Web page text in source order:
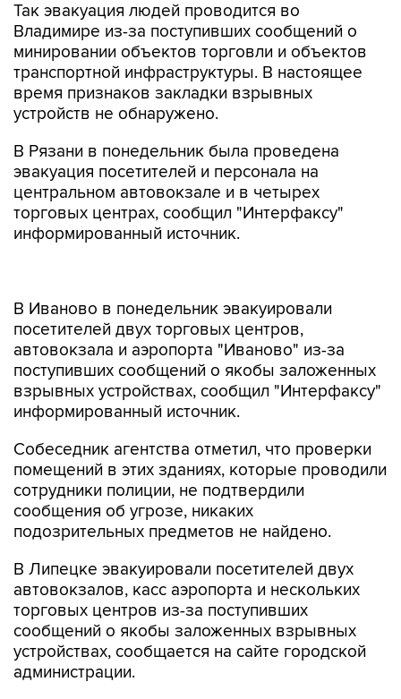
Так эвакуация людей проводится во
Владимире из-за поступивших сообщений о
минировании объектов торговли и объектов
транспортной инфраструктуры. В настоящее
время признаков закладки взрывных
устройств не обнаружено.
В Рязани в понедельник была проведена
эвакуация посетителей и персонала на
центральном автовокзале и в четырех
торговых центрах, сообщил "Интерфаксу"
информированный источник.
В Иваново в понедельник эвакуировали
посетителей двух торговых центров,
автовокзала и аэропорта "Иваново" из-за
поступивших сообщений о якобы заложенных
взрывных устройствах, сообщил "Интерфаксу"
информированный источник.
Собеседник агентства отметил, что проверки
помещений в этих зданиях, которые проводили
сотрудники полиции, не подтвердили
сообщения об угрозе, никаких
подозрительных предметов не найдено.
В Липецке эвакуировали посетителей двух
автовокзалов, касс аэропорта и нескольких
торговых центров из-за поступивших
сообщений о якобы заложенных взрывных
устройствах, сообщается на сайте городской
администрации.